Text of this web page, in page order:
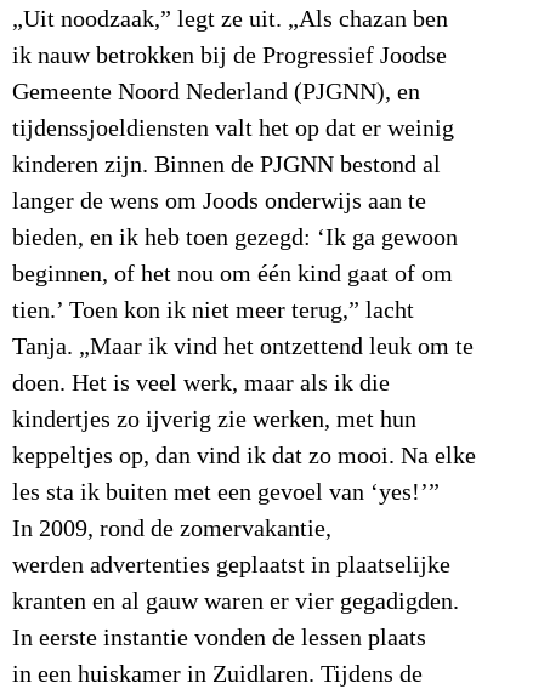
„Uit noodzaak,” legt ze uit. „Als chazan ben
ik nauw betrokken bij de Progressief Joodse
Gemeente Noord Nederland (PJGNN), en
tijdenssjoeldiensten valt het op dat er weinig
kinderen zijn. Binnen de PJGNN bestond al
langer de wens om Joods onderwijs aan te
bieden, en ik heb toen gezegd: ‘Ik ga gewoon
beginnen, of het nou om één kind gaat of om
tien.’ Toen kon ik niet meer terug,” lacht
Tanja. „Maar ik vind het ontzettend leuk om te
doen. Het is veel werk, maar als ik die
kindertjes zo ijverig zie werken, met hun
keppeltjes op, dan vind ik dat zo mooi. Na elke
les sta ik buiten met een gevoel van ‘yes!’”
In 2009, rond de zomervakantie,
werden advertenties geplaatst in plaatselijke
kranten en al gauw waren er vier gegadigden.
In eerste instantie vonden de lessen plaats
in een huiskamer in Zuidlaren. Tijdens de